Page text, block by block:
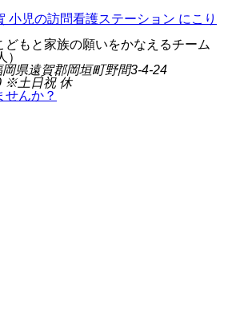
どもと家族の願いをかなえるチーム
岡県遠賀郡岡垣町野間3-4-24
※土日祝 休
せんか？